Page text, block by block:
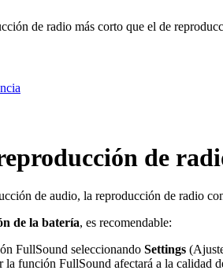
de radio más corto que el de
de
de audio, la reproducción de radio
de la batería, es recomendable:
FullSound seleccionando Settings
la función FullSound afectará a la calidad